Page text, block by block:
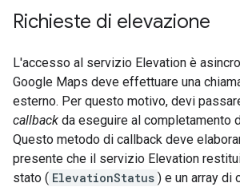
Richieste di elevazione
L'accesso al servizio Elevation è
Google Maps deve effettuare una
esterno. Per questo motivo, devi
callback da eseguire al completamento
Questo metodo di callback deve
presente che il servizio Elevation
stato ( ElevationStatus ) e un array di